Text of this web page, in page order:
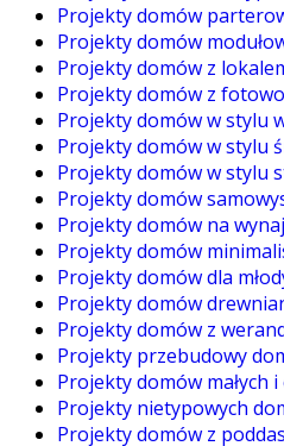
Projekty domów
Projekty domów
Projekty domów z
Projekty domów z
Projekty domów w stylu
Projekty domów w stylu
Projekty domów w stylu
Projekty domów
Projekty domów na
Projekty domów
Projekty domów dla
Projekty domów
Projekty domów z
Projekty przebudowy
Projekty domów małych
Projekty nietypowych
Projekty domów z